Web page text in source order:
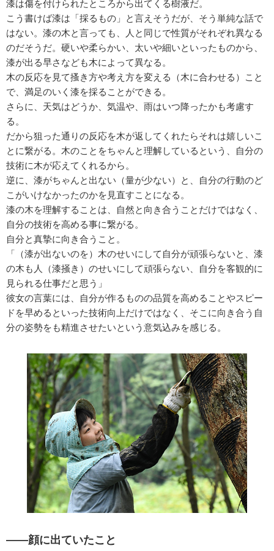
漆は傷を付けられたところから出てくる樹液だ。
こう書けば漆は「採るもの」と言えそうだが、そう単純な話で
はない。漆の木と言っても、人と同じで性質がそれぞれ異なる
のだそうだ。硬いや柔らかい、太いや細いといったものから、
漆が出る早さなども木によって異なる。
木の反応を見て搔き方や考え方を変える（木に合わせる）こと
で、満足のいく漆を採ることができる。
さらに、天気はどうか、気温や、雨はいつ降ったかも考慮す
る。
だから狙った通りの反応を木が返してくれたらそれは嬉しいこ
とに繋がる。木のことをちゃんと理解しているという、自分の
技術に木が応えてくれるから。
逆に、漆がちゃんと出ない（量が少ない）と、自分の行動のど
こがいけなかったのかを見直すことになる。
漆の木を理解することは、自然と向き合うことだけではなく、
自分の技術を高める事に繋がる。
自分と真摯に向き合うこと。
「（漆が出ないのを）木のせいにして自分が頑張らないと、漆
の木も人（漆掻き）のせいにして頑張らない、自分を客観的に
見られる仕事だと思う」
彼女の言葉には、自分が作るものの品質を高めることやスピー
ドを早めるといった技術向上だけではなく、そこに向き合う自
分の姿勢をも精進させたいという意気込みを感じる。
——顔に出ていたこと